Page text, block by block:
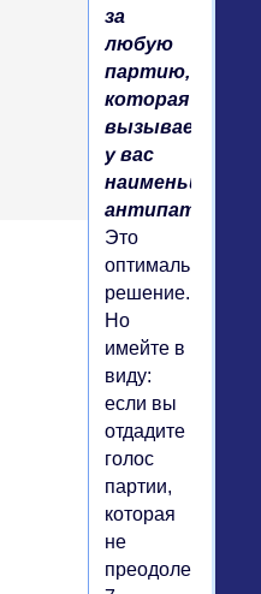
за
любую
партию,
которая
вызывает
у вас
наименьшую
антипатию.
Это
оптимальное
решение.
Но
имейте в
виду:
если вы
отдадите
голос
партии,
которая
не
преодолеет